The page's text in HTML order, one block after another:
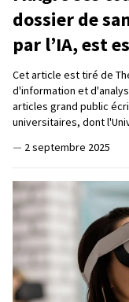
dossier de
par l’IA, est
Cet article est tiré de
d'information et
articles grand public
universitaires, dont
— 2 septembre 2025